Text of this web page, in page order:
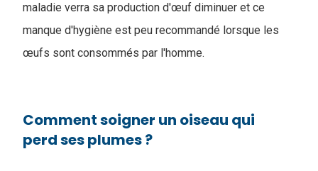
maladie verra sa production d'œuf diminuer et ce
manque d'hygiène est peu recommandé lorsque les
œufs sont consommés par l'homme.
Comment soigner un oiseau qui
perd ses plumes ?